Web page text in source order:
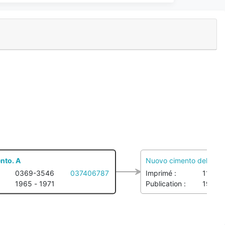
A
0369-3546
037406787
1965 - 1971
Nuovo cimento della
Imprimé :
1124-
Publication :
1971 -